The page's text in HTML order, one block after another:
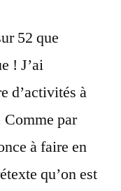
52 que
! J’ai
d’activités à
Comme par
à faire en
qu’on est